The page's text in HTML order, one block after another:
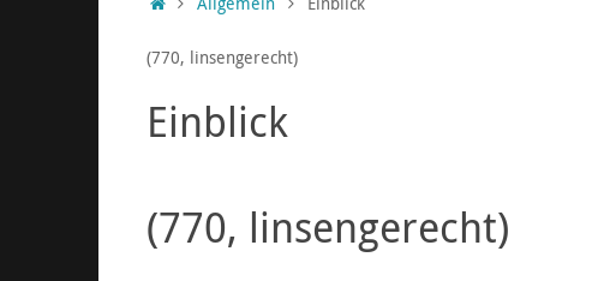
(770, linsengerecht)
Einblick
(770, linsengerecht)